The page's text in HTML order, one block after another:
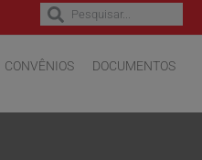
CONVÊNIOS DOCUMENTOS